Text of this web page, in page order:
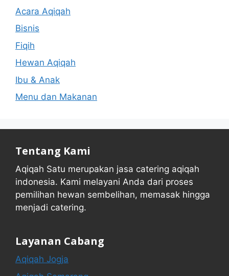
Acara Aqiqah
Bisnis
Fiqih
Hewan Aqiqah
Ibu & Anak
Menu dan Makanan
Tentang Kami
Aqiqah Satu merupakan jasa catering aqiqah
indonesia. Kami melayani Anda dari proses
pemilihan hewan sembelihan, memasak hingga
menjadi catering.
Layanan Cabang
Aqiqah Jogja